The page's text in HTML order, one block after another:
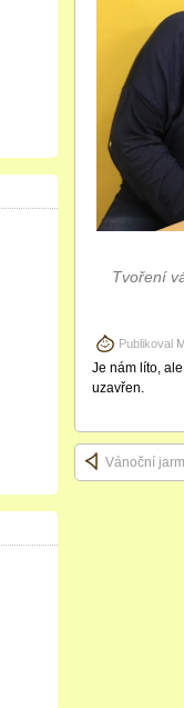
Tvoření
Publikoval
Je nám líto,
uzavřen.
Vánoční